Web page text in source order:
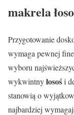
makrela
Przygotowanie
wymaga pewnej
wyboru
wykwintnyłosośi
stanowią o
najbardziej